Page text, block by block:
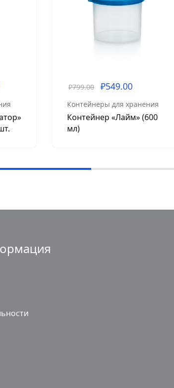
₽799.00 ₽549.00
Контейнеры для хранения
Контейнер «Лайм» (600
мл)